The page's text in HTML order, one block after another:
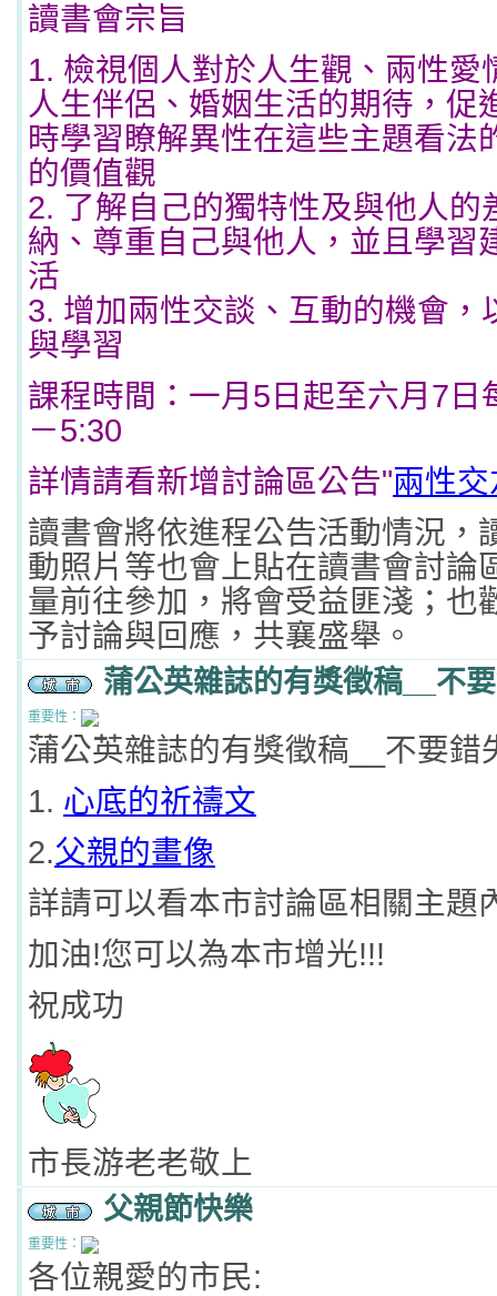
讀書會宗旨
1. 檢視個人對於人生觀、兩性愛
人生伴侶、婚姻生活的期待，促
時學習瞭解異性在這些主題看法
的價值觀
2. 了解自己的獨特性及與他人的
納、尊重自己與他人，並且學習
活
3. 增加兩性交談、互動的機會，
與學習
課程時間：一月5日起至六月7日
－5:30
詳情請看新增討論區公告"兩性
讀書會將依進程公告活動情況，
動照片等也會上貼在讀書會討論
量前往參加，將會受益匪淺；也
予討論與回應，共襄盛舉。
蒲公英雜誌的有獎徵稿__不
重要性：
蒲公英雜誌的有獎徵稿__不要錯
1. 心底的祈禱文
2.父親的畫像
詳請可以看本市討論區相關主題
加油!您可以為本市增光!!!
祝成功
市長游老老敬上
父親節快樂
重要性：
各位親愛的市民: